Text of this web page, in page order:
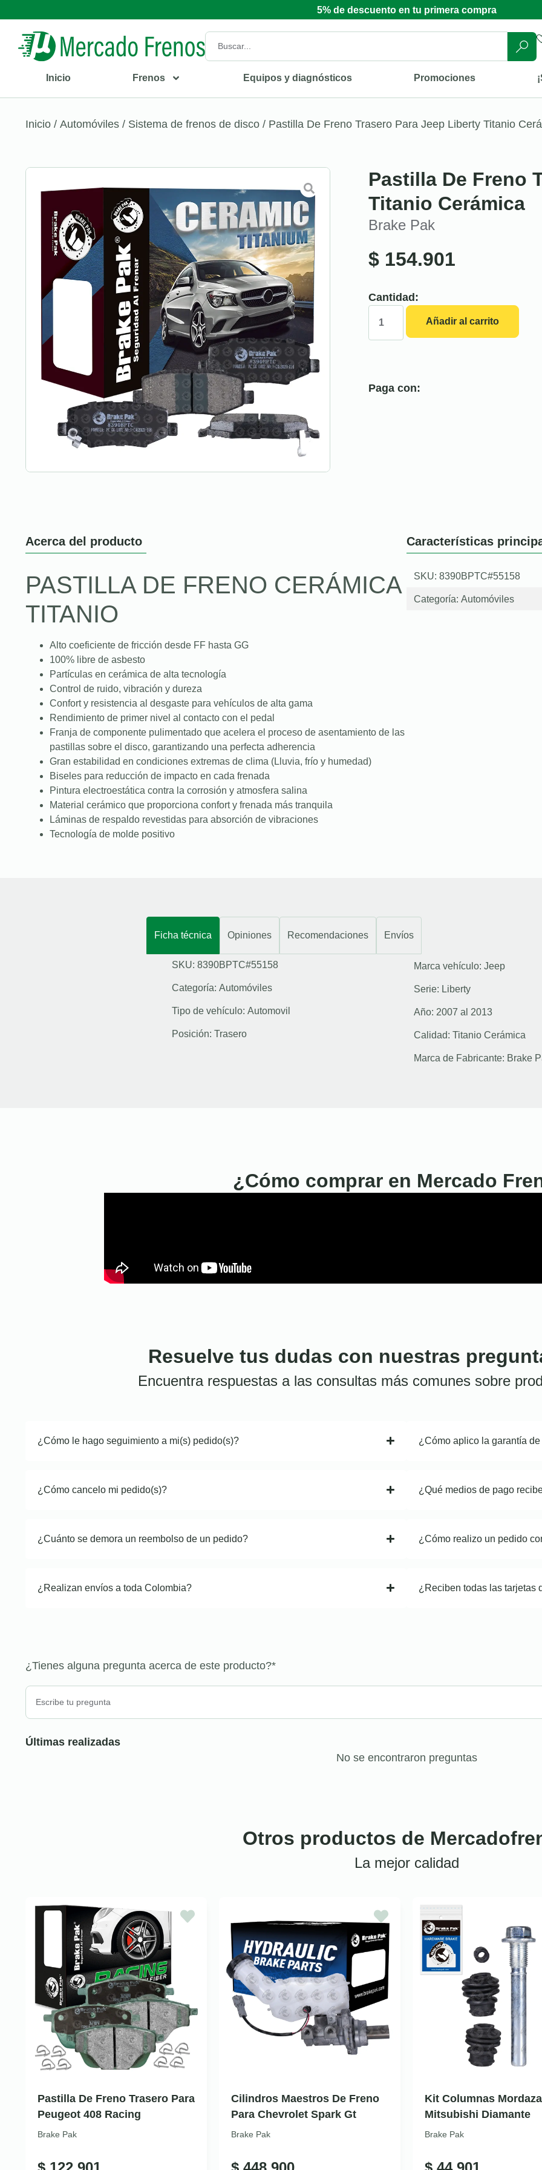
5% de descuento en tu primera compra
Inicio Frenos Equipos y diagnósticos Promociones
Inicio / Automóviles / Sistema de frenos de disco / Pastilla De Freno Trasero Para Jeep Liberty Titanio
Pastilla De Freno
Titanio Cerámica
Brake Pak
$ 154.901
Cantidad:
Añadir al carrito
Paga con:
Acerca del producto
PASTILLA DE FRENO CERÁMICA
TITANIO
Alto coeficiente de fricción desde FF hasta GG
100% libre de asbesto
Partículas en cerámica de alta tecnología
Control de ruido, vibración y dureza
Confort y resistencia al desgaste para vehículos de alta gama
Rendimiento de primer nivel al contacto con el pedal
Franja de componente pulimentado que acelera el proceso de asentamiento de las
pastillas sobre el disco, garantizando una perfecta adherencia
Gran estabilidad en condiciones extremas de clima (Lluvia, frío y humedad)
Biseles para reducción de impacto en cada frenada
Pintura electroestática contra la corrosión y atmosfera salina
Material cerámico que proporciona confort y frenada más tranquila
Láminas de respaldo revestidas para absorción de vibraciones
Tecnología de molde positivo
Características
SKU: 8390BPTC#55158
Categoría: Automóviles
Ficha técnica Opiniones Recomendaciones Envíos
SKU: 8390BPTC#55158
Categoría: Automóviles
Tipo de vehículo: Automovil
Posición: Trasero
Marca vehículo: Jeep
Serie: Liberty
Año: 2007 al 2013
Calidad: Titanio Cerámica
Marca de Fabricante: Brake
¿Cómo comprar en Mercado
Resuelve tus dudas con nuestras
Encuentra respuestas a las consultas más comunes sobre
¿Cómo le hago seguimiento a mi(s) pedido(s)?
¿Cómo cancelo mi pedido(s)?
¿Cuánto se demora un reembolso de un pedido?
¿Realizan envíos a toda Colombia?
¿Cómo aplico la garantía
¿Qué medios de pago
¿Cómo realizo un pedido
¿Reciben todas las tarjetas
¿Tienes alguna pregunta acerca de este producto?*
Últimas realizadas
No se encontraron preguntas
Otros productos de
La mejor calidad
Pastilla De Freno Trasero Para
Peugeot 408 Racing
Brake Pak
Cilindros Maestros De Freno
Para Chevrolet Spark Gt
Brake Pak
Kit Columnas
Mitsubishi Diamante
Brake Pak